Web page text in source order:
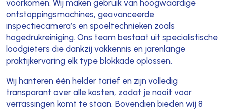
voorkomen. Wij maken gebruik van hoogwaardige
ontstoppingsmachines, geavanceerde
inspectiecamera’s en spoeltechnieken zoals
hogedrukreiniging. Ons team bestaat uit specialistische
loodgieters die dankzij vakkennis en jarenlange
praktijkervaring elk type blokkade oplossen.
Wij hanteren één helder tarief en zijn volledig
transparant over alle kosten, zodat je nooit voor
verrassingen komt te staan. Bovendien bieden wij 8